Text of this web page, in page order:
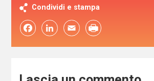
Condividi e stampa
FacebookLinkedIn Email